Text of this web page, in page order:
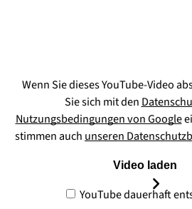
Wenn Sie dieses YouTube-Video
Sie sich mit den
Nutzungsbedingungen von Google
stimmen auch unseren
Video laden
YouTube dauerhaft